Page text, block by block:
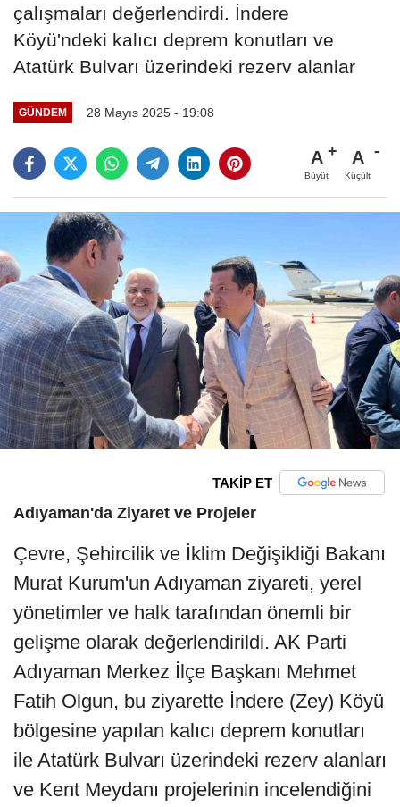
çalışmaları değerlendirdi. İndere
Köyü'ndeki kalıcı deprem konutları ve
Atatürk Bulvarı üzerindeki rezerv alanlar
GÜNDEM 28 Mayıs 2025 - 19:08
A
Büyüt
A
Küçült
TAKİP ET
Adıyaman'da Ziyaret ve Projeler
Çevre, Şehircilik ve İklim Değişikliği Bakanı
Murat Kurum'un Adıyaman ziyareti, yerel
yönetimler ve halk tarafından önemli bir
gelişme olarak değerlendirildi. AK Parti
Adıyaman Merkez İlçe Başkanı Mehmet
Fatih Olgun, bu ziyarette İndere (Zey) Köyü
bölgesine yapılan kalıcı deprem konutları
ile Atatürk Bulvarı üzerindeki rezerv alanları
ve Kent Meydanı projelerinin incelendiğini